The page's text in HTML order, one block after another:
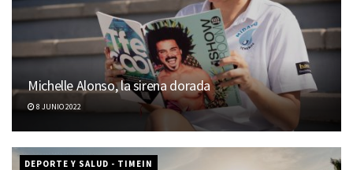
Michelle Alonso, la sirena dorada
8 JUNIO 2022
DEPORTE Y SALUD - TIMEIN